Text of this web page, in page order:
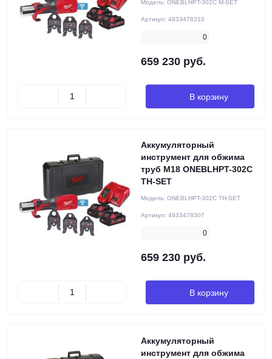
Модель: ONEBLHPT-302C M-SET
Артикул: 4933478310
0
659 230 руб.
В корзину
Аккумуляторный
инструмент для обжима
труб M18 ONEBLHPT-302C
TH-SET
Модель: ONEBLHPT-302C TH-SET
Артикул: 4933478307
0
659 230 руб.
В корзину
Аккумуляторный
инструмент для обжима